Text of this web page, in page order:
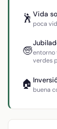
🕺 Vida
poca
🧓entorno
verdes
🏠 buena